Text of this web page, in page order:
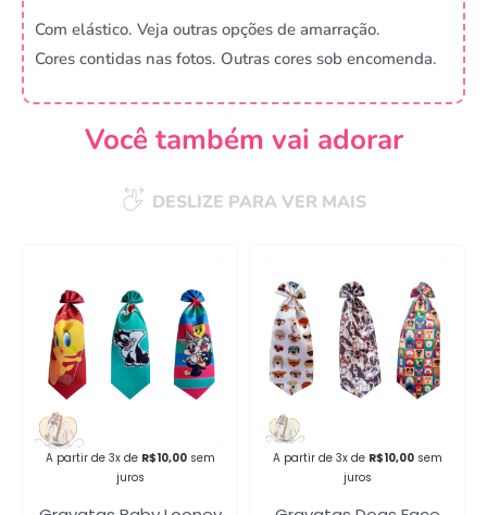
Com elástico. Veja outras opções de amarração.
Cores contidas nas fotos. Outras cores sob encomenda.
Você também vai adorar
DESLIZE PARA VER MAIS
A partir de 3x de R$10,00 sem
juros
A partir de 3x de R$10,00 sem
juros
sucesso!